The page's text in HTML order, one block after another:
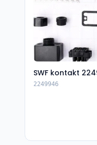
SWF kontakt
2249946